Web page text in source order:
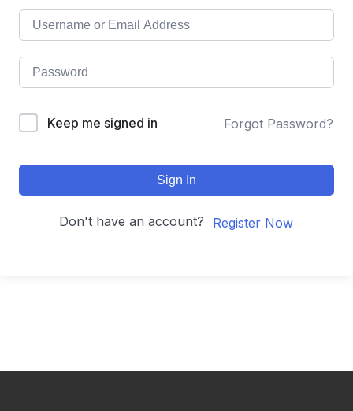
Keep me signed in Forgot Password?
Sign In
Don't have an account? Register Now